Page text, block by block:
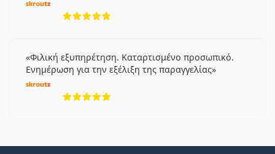
Φιλική εξυπηρέτηση. Καταρτισμένο προσωπικό.
Ενημέρωση για την εξέλιξη της παραγγελίας